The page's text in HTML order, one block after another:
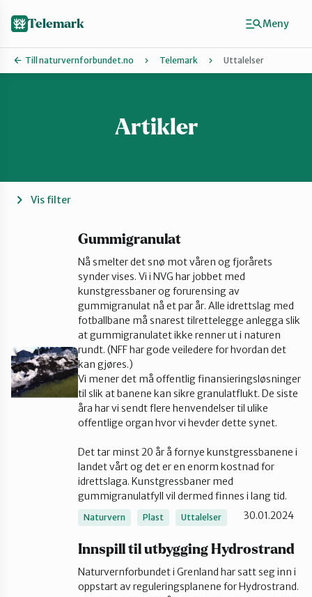
Kragerø og Drangedal
Midt-Telemark
Øst-Telemark
Vest-Telemark
Telemark
Till naturvernforbundet.no Telemark Uttalelser
Artikler
Vis filter
Gummigranulat
Nå smelter det snø mot våren og fjorårets
synder vises. Vi i NVG har jobbet med
kunstgressbaner og forurensing av
gummigranulat nå et par år. Alle idrettslag med
fotballbane må snarest tilrettelegge anlegga slik
at gummigranulatet ikke renner ut i naturen
rundt. (NFF har gode veiledere for hvordan det
kan gjøres.)
Vi mener det må offentlig finansieringsløsninger
til slik at banene kan sikre granulatflukt. De siste
åra har vi sendt flere henvendelser til ulike
offentlige organ hvor vi hevder dette synet.
Det tar minst 20 år å fornye kunstgressbanene i
landet vårt og det er en enorm kostnad for
idrettslaga. Kunstgressbaner med
gummigranulatfyll vil dermed finnes i lang tid.
Naturvern Plast Uttalelser 30.01.2024
Innspill til utbygging Hydrostrand
Naturvernforbundet i Grenland har satt seg inn i
oppstart av reguleringsplanene for Hydrostrand.